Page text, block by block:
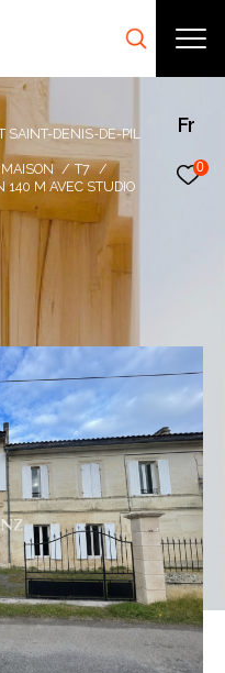
Fr
0
SAINT-DENIS-DE-PIL
MAISON
T7
140 M AVEC STUDIO